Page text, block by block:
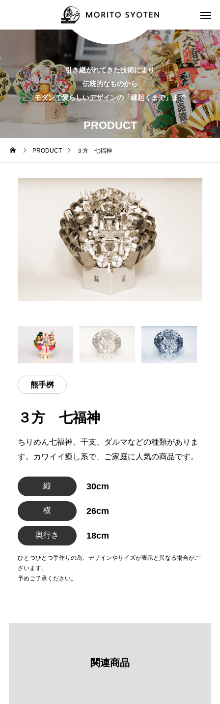
引き継がれてきた技術により
伝統的なものから
モダンで愛らしいデザインの「縁起くまで」まで
PRODUCT
PRODUCT ３方 七福神
熊手桝
３方 七福神
ちりめん七福神、干支、ダルマなどの種類がありま
す。カワイイ癒し系で、ご家庭に人気の商品です。
縦 30cm
横 26cm
奥行き 18cm
ひとつひとつ手作りの為、デザインやサイズが表示と異なる場合がご
ざいます。
予めご了承ください。
関連商品